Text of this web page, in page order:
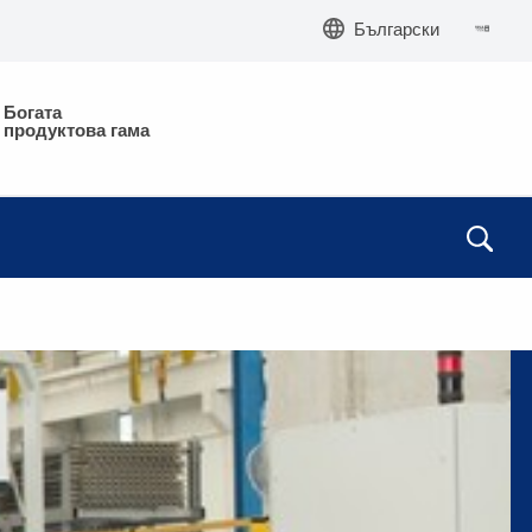
Български
Богата
продуктова гама